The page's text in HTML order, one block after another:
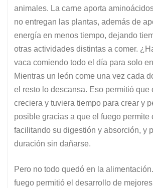
animales. La carne aporta
no entregan las plantas, además de
energía en menos tiempo, dejando
otras actividades distintas a comer.
vaca comiendo todo el día para solo
Mientras un león come una vez cada
el resto lo descansa. Eso permitió que
creciera y tuviera tiempo para crear y
posible gracias a que el fuego permite
facilitando su digestión y absorción, y
duración sin dañarse.
Pero no todo quedó en la
fuego permitió el desarrollo de